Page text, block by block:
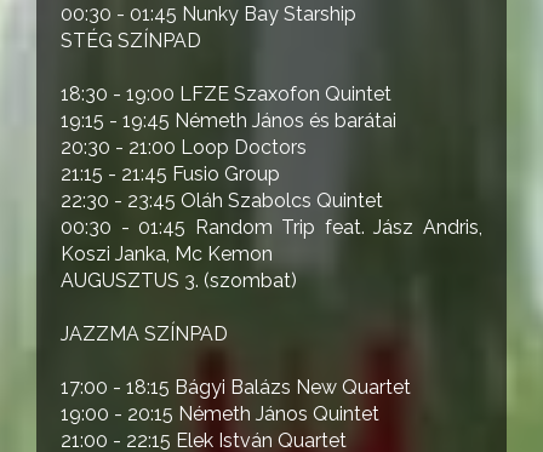
00:30 - 01:45 Nunky Bay Starship
STÉG SZÍNPAD
18:30 - 19:00 LFZE Szaxofon Quintet
19:15 - 19:45 Németh János és barátai
20:30 - 21:00 Loop Doctors
21:15 - 21:45 Fusio Group
22:30 - 23:45 Oláh Szabolcs Quintet
00:30 - 01:45 Random Trip feat. Jász Andris,
Koszi Janka, Mc Kemon
AUGUSZTUS 3. (szombat)
JAZZMA SZÍNPAD
17:00 - 18:15 Bágyi Balázs New Quartet
19:00 - 20:15 Németh János Quintet
21:00 - 22:15 Elek István Quartet